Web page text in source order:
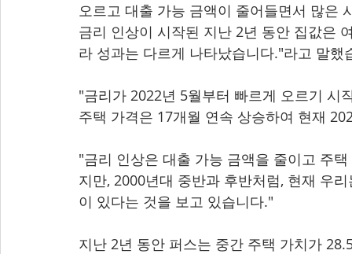
오르고 대출 가능 금액이 줄어들면서 많은
금리 인상이 시작된 지난 2년 동안 집값은
라 성과는 다르게 나타났습니다."라고 말했
"금리가 2022년 5월부터 빠르게 오르기
주택 가격은 17개월 연속 상승하여 현재
"금리 인상은 대출 가능 금액을 줄이고 주
지만, 2000년대 중반과 후반처럼, 현재 우
이 있다는 것을 보고 있습니다."
지난 2년 동안 퍼스는 중간 주택 가치가